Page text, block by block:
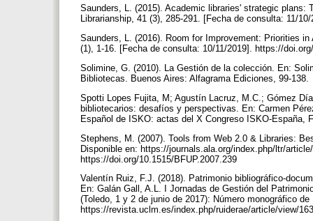
Saunders, L. (2015). Academic libraries' strategic plans:
Librarianship, 41 (3), 285-291. [Fecha de consulta: 11/
Saunders, L. (2016). Room for Improvement: Priorities
(1), 1-16. [Fecha de consulta: 10/11/2019]. https://
Solimine, G. (2010). La Gestión de la colección. En:
Bibliotecas. Buenos Aires: Alfagrama Ediciones, 99-138.
Spotti Lopes Fujita, M; Agustín Lacruz, M.C.; Gómez
bibliotecarios: desafíos y perspectivas. En: Carmen
Español de ISKO: actas del X Congreso ISKO-España,
Stephens, M. (2007). Tools from Web 2.0 & Libraries:
Disponible en: https://journals.ala.org/index.php/ltr/
https://doi.org/10.1515/BFUP.2007.239
Valentín Ruiz, F.J. (2018). Patrimonio bibliográfico-
En: Galán Gall, A.L. I Jornadas de Gestión del
(Toledo, 1 y 2 de junio de 2017): Número monográfico
https://revista.uclm.es/index.php/ruiderae/article/view/